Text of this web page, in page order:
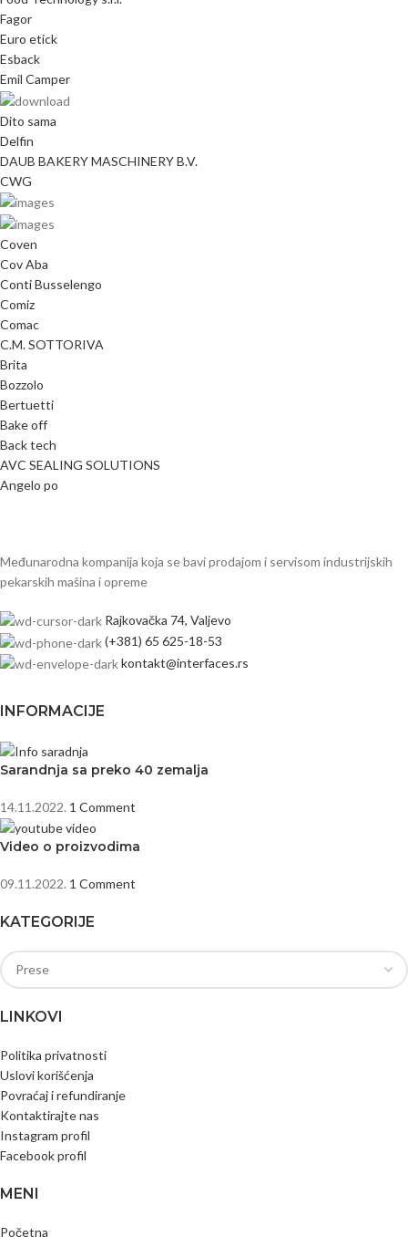
Fagor
Euro etick
Esback
Emil Camper
Dito sama
Delfin
DAUB BAKERY MASCHINERY B.V.
CWG
Coven
Cov Aba
Conti Busselengo
Comiz
Comac
C.M. SOTTORIVA
Brita
Bozzolo
Bertuetti
Bake off
Back tech
AVC SEALING SOLUTIONS
Angelo po
Međunarodna kompanija koja se bavi prodajom i servisom industrijskih
pekarskih mašina i opreme
Rajkovačka 74, Valjevo
(+381) 65 625-18-53
kontakt@interfaces.rs
INFORMACIJE
Sarandnja sa preko 40 zemalja
14.11.2022. 1 Comment
Video o proizvodima
09.11.2022. 1 Comment
KATEGORIJE
LINKOVI
Politika privatnosti
Uslovi korišćenja
Povraćaj i refundiranje
Kontaktirajte nas
Instagram profil
Facebook profil
MENI
Početna